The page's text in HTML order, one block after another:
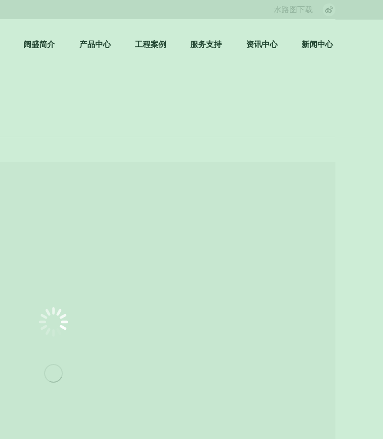
水路图下载
Weibo
opens
阔盛简介 产品中心 工程案例 服务支持 资讯中心 新闻中心